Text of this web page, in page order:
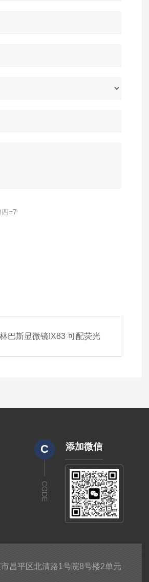
=7
巴斯显微镜IX83 可配荧光
C
CODE
添加微信
昌平区北清路1号院8号楼2单元